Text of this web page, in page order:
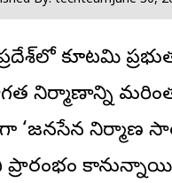
కూటమి
నిర్మాణాన్ని
‘జనసేన నిర్మాణ
ప్రారంభం